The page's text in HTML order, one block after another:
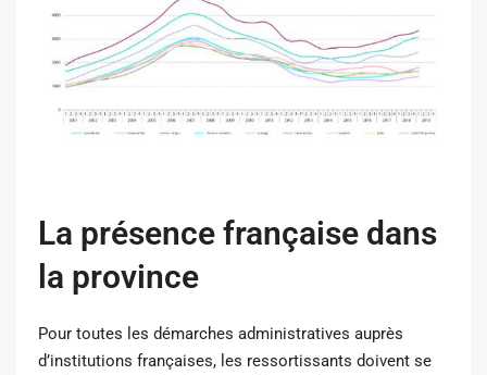
La présence française dans
la province
Pour toutes les démarches administratives auprès
d’institutions françaises, les ressortissants doivent se